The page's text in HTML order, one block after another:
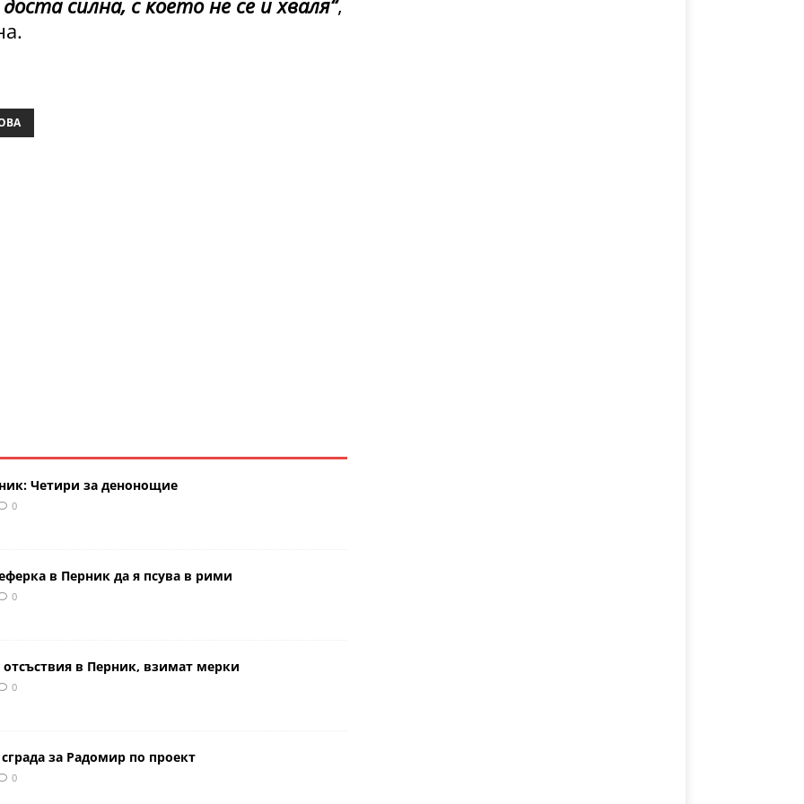
силна, с което не се и хваля“,
Четири за денонощие
0
в Перник да я псува в рими
0
в Перник, взимат мерки
0
за Радомир по проект
0